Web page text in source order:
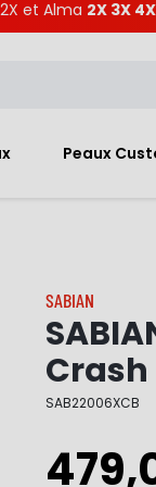
et Alma 2X 3X
Peaux
SABIAN
Crash
SAB22006XCB